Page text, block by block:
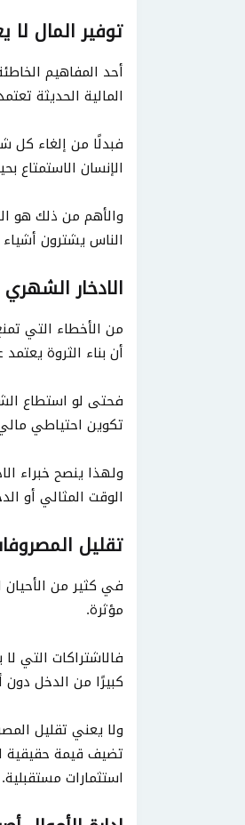
توفير المال لا
أحد المفاهيم
المالية الحديثة
فبدلًا من إلغاء كل
الإنسان الاستمتاع
والأهم من ذلك هو
الناس يشترون
الادخار
من الأخطاء التي
أن بناء الثروة
فحتى لو استطاع
تكوين احتياطي
ولهذا ينصح خبراء
الوقت المثالي أو
تقليل
في كثير من الأحيان
مؤثرة.
فالاشتراكات التي
كبيرًا من الدخل
ولا يعني تقليل
تضيف قيمة حقيقية
استثمارات مستقبلية.